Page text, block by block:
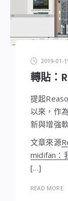
2019-01-
轉貼：
提起
以來，作
新與增強
文章來源
midifan：
[…]
READ MORE